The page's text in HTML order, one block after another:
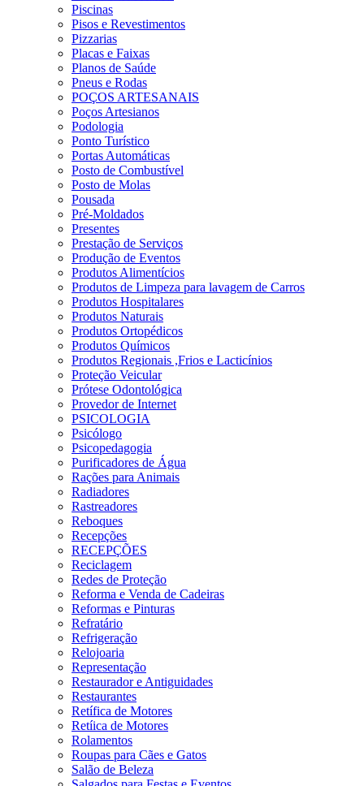
Piscinas
Pisos e Revestimentos
Pizzarias
Placas e Faixas
Planos de Saúde
Pneus e Rodas
POÇOS ARTESANAIS
Poços Artesianos
Podologia
Ponto Turístico
Portas Automáticas
Posto de Combustível
Posto de Molas
Pousada
Pré-Moldados
Presentes
Prestação de Serviços
Produção de Eventos
Produtos Alimentícios
Produtos de Limpeza para lavagem de Carros
Produtos Hospitalares
Produtos Naturais
Produtos Ortopédicos
Produtos Químicos
Produtos Regionais ,Frios e Lacticínios
Proteção Veicular
Prótese Odontológica
Provedor de Internet
PSICOLOGIA
Psicólogo
Psicopedagogia
Purificadores de Água
Rações para Animais
Radiadores
Rastreadores
Reboques
Recepções
RECEPÇÕES
Reciclagem
Redes de Proteção
Reforma e Venda de Cadeiras
Reformas e Pinturas
Refratário
Refrigeração
Relojoaria
Representação
Restaurador e Antiguidades
Restaurantes
Retífica de Motores
Retíica de Motores
Rolamentos
Roupas para Cães e Gatos
Salão de Beleza